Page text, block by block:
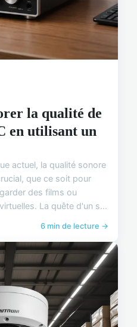
la qualité de
en utilisant un
actuel, la qualité sonore
que ce soit pour
des films ou
La quête d'un s...
6 min de lecture →